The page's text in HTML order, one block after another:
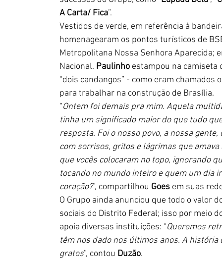
A Carta/ Fica”.
Vestidos de verde, em referência à
homenagearam os pontos turísticos de
Metropolitana Nossa Senhora Aparecida;
Nacional. Paulinho estampou na camiseta
“dois candangos” - como eram
para trabalhar na construção de Brasília.
“Ontem foi demais pra mim. Aquela
tinha um significado maior do que tudo
resposta. Foi o nosso povo, a nossa
com sorrisos, gritos e lágrimas que
que vocês colocaram no topo, ignorando
tocando no mundo inteiro e quem um dia
coração?”, compartilhou Goes em suas
O Grupo ainda anunciou que todo o valor
sociais do Distrito Federal; isso por meio
apoia diversas instituições: “Queremos
têm nos dado nos últimos anos. A
gratos”, contou Duzão.